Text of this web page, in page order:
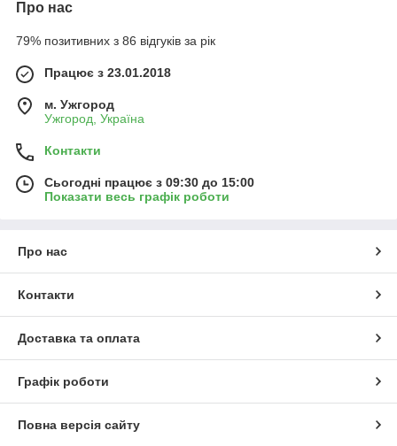
Про нас
79% позитивних з 86 відгуків за рік
Працює з 23.01.2018
м. Ужгород
Ужгород, Україна
Контакти
Сьогодні працює з 09:30 до 15:00
Показати весь графік роботи
Про нас
Контакти
Доставка та оплата
Графік роботи
Повна версія сайту